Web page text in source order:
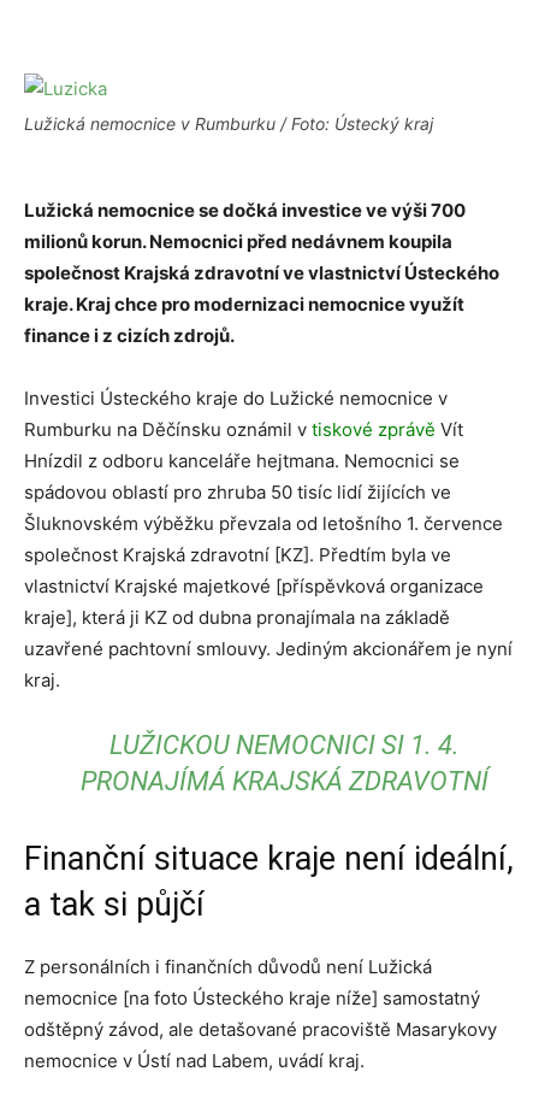
Lužická nemocnice v Rumburku / Foto: Ústecký kraj
Lužická nemocnice se dočká investice ve výši 700
milionů korun. Nemocnici před nedávnem koupila
společnost Krajská zdravotní ve vlastnictví Ústeckého
kraje. Kraj chce pro modernizaci nemocnice využít
finance i z cizích zdrojů.
Investici Ústeckého kraje do Lužické nemocnice v
Rumburku na Děčínsku oznámil v tiskové zprávě Vít
Hnízdil z odboru kanceláře hejtmana. Nemocnici se
spádovou oblastí pro zhruba 50 tisíc lidí žijících ve
Šluknovském výběžku převzala od letošního 1. července
společnost Krajská zdravotní [KZ]. Předtím byla ve
vlastnictví Krajské majetkové [příspěvková organizace
kraje], která ji KZ od dubna pronajímala na základě
uzavřené pachtovní smlouvy. Jediným akcionářem je nyní
kraj.
LUŽICKOU NEMOCNICI SI 1. 4.
PRONAJÍMÁ KRAJSKÁ ZDRAVOTNÍ
Finanční situace kraje není ideální,
a tak si půjčí
Z personálních i finančních důvodů není Lužická
nemocnice [na foto Ústeckého kraje níže] samostatný
odštěpný závod, ale detašované pracoviště Masarykovy
nemocnice v Ústí nad Labem, uvádí kraj.